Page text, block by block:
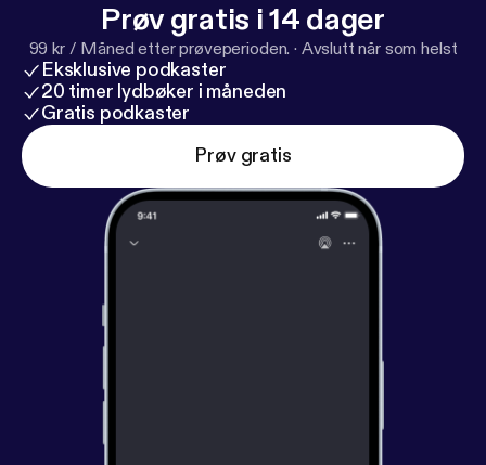
Prøv gratis i 14 dager
99 kr / Måned etter prøveperioden. · Avslutt når som helst
Eksklusive podkaster
20 timer lydbøker i måneden
Gratis podkaster
Prøv gratis